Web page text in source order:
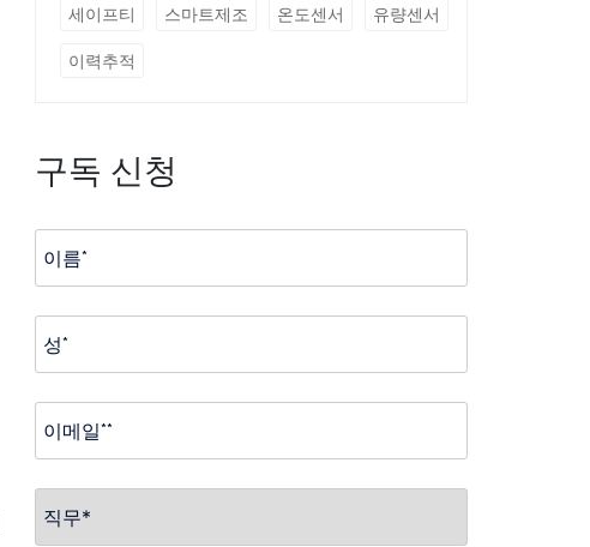
세이프티 스마트제조 온도센서 유량센서
이력추적
구독 신청